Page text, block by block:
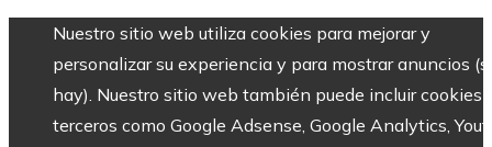
Nuestro sitio web utiliza cookies para mejorar y
personalizar su experiencia y para mostrar anuncios
hay). Nuestro sitio web también puede incluir cookies
terceros como Google Adsense, Google Analytics,